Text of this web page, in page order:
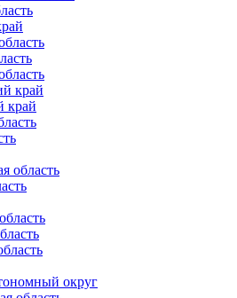
край
край
область
округ